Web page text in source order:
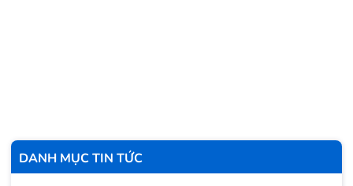
DANH MỤC TIN TỨC